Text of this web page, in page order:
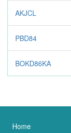
AKJCL
PBD84
BOKD86KA
Home